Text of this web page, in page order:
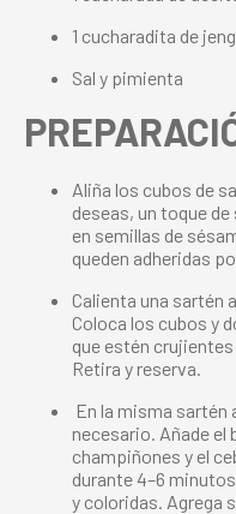
1 cucharadita de
Sal y pimienta
Aliña los cubos de
deseas, un toque
en semillas de
queden adheridas
Calienta una sartén
Coloca los cubos y
que estén
Retira y reserva.
En la misma sartén
necesario. Añade
champiñones y el
durante 4–6
y coloridas. Agrega